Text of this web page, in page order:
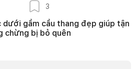
3
dưới gầm cầu thang đẹp giúp tận
chừng bị bỏ quên